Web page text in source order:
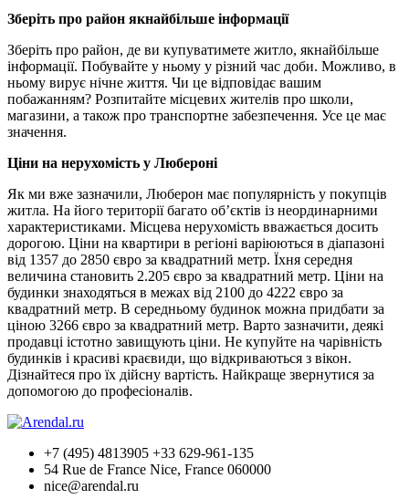
Зберіть про район якнайбільше інформації
Зберіть про район, де ви купуватимете житло, якнайбільше
інформації. Побувайте у ньому у різний час доби. Можливо, в
ньому вирує нічне життя. Чи це відповідає вашим
побажанням? Розпитайте місцевих жителів про школи,
магазини, а також про транспортне забезпечення. Усе це має
значення.
Ціни на нерухомість у Любероні
Як ми вже зазначили, Люберон має популярність у покупців
житла. На його території багато об’єктів із неординарними
характеристиками. Місцева нерухомість вважається досить
дорогою. Ціни на квартири в регіоні варіюються в діапазоні
від 1357 до 2850 євро за квадратний метр. Їхня середня
величина становить 2.205 євро за квадратний метр. Ціни на
будинки знаходяться в межах від 2100 до 4222 євро за
квадратний метр. В середньому будинок можна придбати за
ціною 3266 євро за квадратний метр. Варто зазначити, деякі
продавці істотно завищують ціни. Не купуйте на чарівність
будинків і красиві краєвиди, що відкриваються з вікон.
Дізнайтеся про їх дійсну вартість. Найкраще звернутися за
допомогою до професіоналів.
+7 (495) 4813905 +33 629-961-135
54 Rue de France Nice, France 060000
nice@arendal.ru